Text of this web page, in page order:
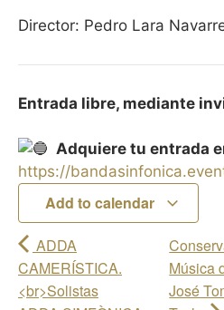
Director: Pedro Lara
Entrada libre, mediante
Adquiere tu entrada
https://
Add to calendar
ADDA
CAMERÍSTICA.
<br>Solistas
Música
José